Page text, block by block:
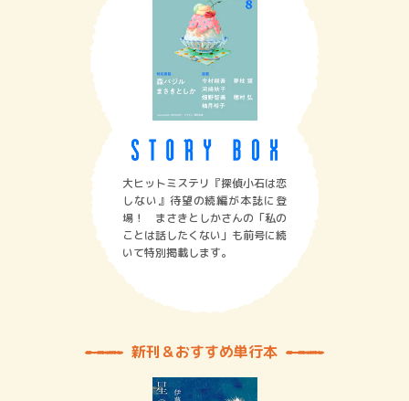
大ヒットミステリ『探偵小石は恋
しない』待望の続編が本誌に登
場！ まさきとしかさんの「私の
ことは話したくない」も前号に続
いて特別掲載します。
新刊＆おすすめ単行本